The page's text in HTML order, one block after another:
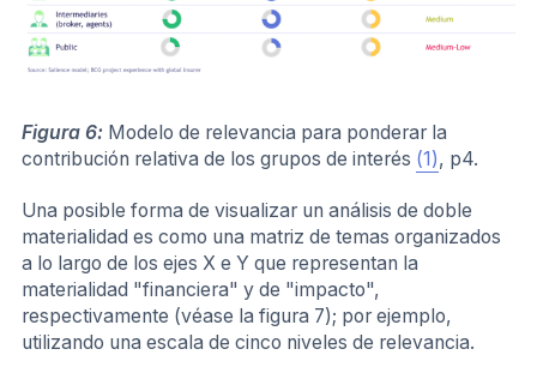
Figura 6: Modelo de relevancia para ponderar la
contribución relativa de los grupos de interés (1), p4.
Una posible forma de visualizar un análisis de doble
materialidad es como una matriz de temas organizados
a lo largo de los ejes X e Y que representan la
materialidad "financiera" y de "impacto",
respectivamente (véase la figura 7); por ejemplo,
utilizando una escala de cinco niveles de relevancia.